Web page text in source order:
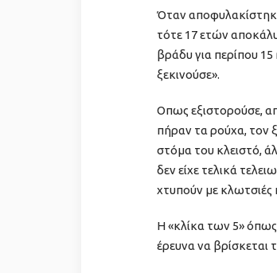
Όταν
τότε 17 ετών
βράδυ για περίπου
ξεκινούσε».
Οπως εξιστορούσε,
πήραν τα ρούχα, τον
στόμα του κλειστό,
δεν είχε τελικά
χτυπούν με κλωτσιές
Η «κλίκα των 5» όπως
έρευνα να βρίσκεται